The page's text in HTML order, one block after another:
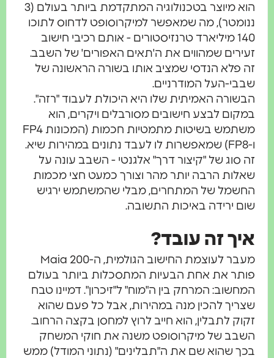
הוא מיוצר בטכנולוגיה המתקדמת ביותר בעולם (3
ננומטר), מה שמאפשר למיקרוסופט לדחוס לתוכו
140 מיליארד טרנזיסטורים - אותם רכיבי חישוב
זעירים שמהווים את ה'תאים האפורים' של השבב.
זה פלא הנדסי שמציב אותו בשורה הראשונה של
שבבי-העל המודרניים.
הבשורה האמיתית שלו היא היכולת לעבוד "רזה".
במקום לבצע חישובים מסורבלים ויקרים, הוא
משתמש בשיטות מתמטיות חכמות (המכונות FP4
ו-FP8) שמאפשרות לו לעבד נתונים במהירות שיא.
זה סוג של "קיצור דרך" אלגנטי - השבב עונה על
שאלות הרבה יותר מהר וצורך כמעט חצי מכמות
החשמל של המתחרים, מבלי שהמשתמש ירגיש
שום ירידה באיכות התשובה.
איך זה עובד?
מעבר לעוצמת החישוב הגולמית, ה-Maia 200
פותר את אחת הבעיות המתסכלות ביותר בעולם
המחשוב: המרחק בין ה"מוח" ל"זיכרון". דמיינו טבח
שצריך להכין מנה במהירות, אבל כל פעם שהוא
זקוק לתבלין, הוא חייב לרוץ למחסן בקצה הרחוב.
השבב של מיקרוסופט משנה את חוקי המשחק
בכך שהוא שם את ה"תבלינים" (נתוני המודל) ממש